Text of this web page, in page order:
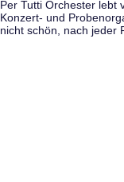
Per Tutti Orchester lebt
Konzert- und
nicht schön, nach jeder